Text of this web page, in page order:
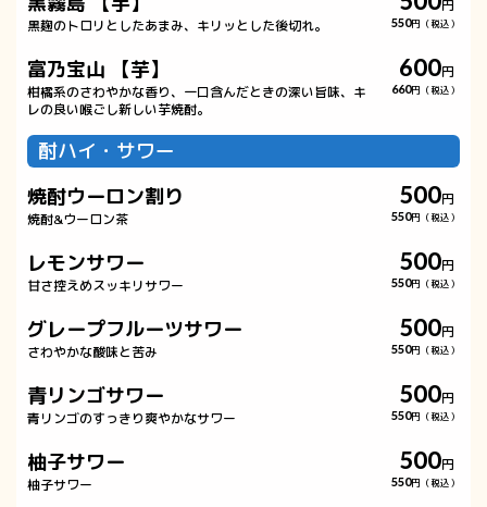
黒麹のトロリとしたあまみ、キリッとした後切れ。
円
550円（税込）
富乃宝山 【芋】
柑橘系のさわやかな香り、一口含んだときの深い旨味、キ
レの良い喉ごし新しい芋焼酎。
600円
660円（税込）
酎ハイ・サワー
焼酎ウーロン割り
焼酎&ウーロン茶
500円
550円（税込）
レモンサワー
甘さ控えめスッキリサワー
500円
550円（税込）
グレープフルーツサワー
さわやかな酸味と苦み
500円
550円（税込）
青リンゴサワー
青リンゴのすっきり爽やかなサワー
500円
550円（税込）
柚子サワー
柚子サワー
500円
550円（税込）